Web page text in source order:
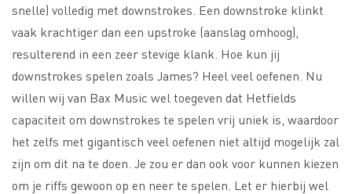
snelle) volledig met downstrokes. Een downstroke klinkt
vaak krachtiger dan een upstroke (aanslag omhoog),
resulterend in een zeer stevige klank. Hoe kun jij
downstrokes spelen zoals James? Heel veel oefenen. Nu
willen wij van Bax Music wel toegeven dat Hetfields
capaciteit om downstrokes te spelen vrij uniek is, waardoor
het zelfs met gigantisch veel oefenen niet altijd mogelijk zal
zijn om dit na te doen. Je zou er dan ook voor kunnen kiezen
om je riffs gewoon op en neer te spelen. Let er hierbij wel